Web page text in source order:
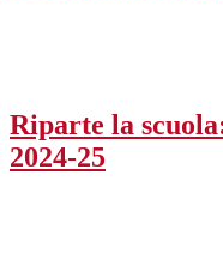
Riparte la
2024-25